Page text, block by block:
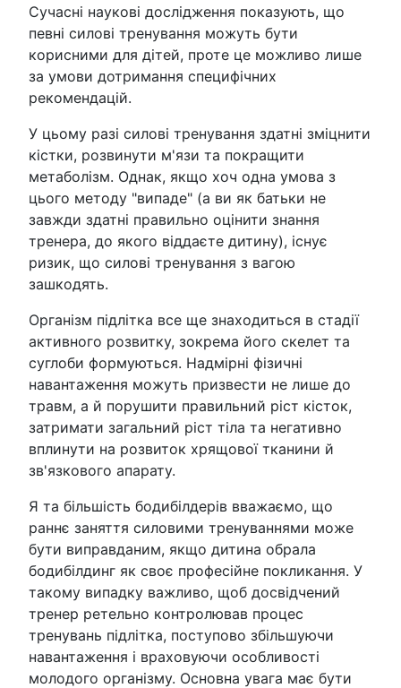
Сучасні наукові дослідження показують, що
певні силові тренування можуть бути
корисними для дітей, проте це можливо лише
за умови дотримання специфічних
рекомендацій.
У цьому разі силові тренування здатні зміцнити
кістки, розвинути м'язи та покращити
метаболізм. Однак, якщо хоч одна умова з
цього методу "випаде" (а ви як батьки не
завжди здатні правильно оцінити знання
тренера, до якого віддаєте дитину), існує
ризик, що силові тренування з вагою
зашкодять.
Організм підлітка все ще знаходиться в стадії
активного розвитку, зокрема його скелет та
суглоби формуються. Надмірні фізичні
навантаження можуть призвести не лише до
травм, а й порушити правильний ріст кісток,
затримати загальний ріст тіла та негативно
вплинути на розвиток хрящової тканини й
зв'язкового апарату.
Я та більшість бодибілдерів вважаємо, що
раннє заняття силовими тренуваннями може
бути виправданим, якщо дитина обрала
бодибілдинг як своє професійне покликання. У
такому випадку важливо, щоб досвідчений
тренер ретельно контролював процес
тренувань підлітка, поступово збільшуючи
навантаження і враховуючи особливості
молодого організму. Основна увага має бути